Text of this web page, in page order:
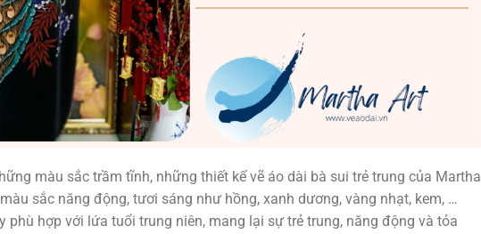
màu sắc trầm tĩnh, những thiết kế vẽ áo dài bà sui trẻ trung của Martha
sắc năng động, tươi sáng như hồng, xanh dương, vàng nhạt, kem, …
phù hợp với lứa tuổi trung niên, mang lại sự trẻ trung, năng động và tỏa